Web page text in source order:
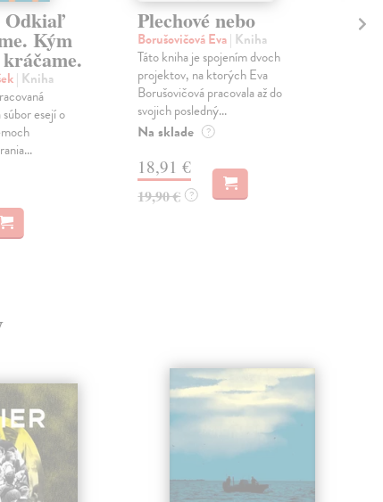
Odkiaľ
Kým
| Kniha
esejí o
Plechové nebo
Borušovičová Eva| Kniha
Táto kniha je spojením dvoch
projektov, na ktorých Eva
Borušovičová pracovala až do
svojich posledný...
Na sklade ?
18,91 €
19,90 € ?